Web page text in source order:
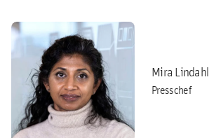
Mira Lindahl
Presschef